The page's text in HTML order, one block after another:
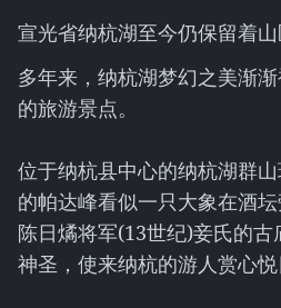
宣光省纳杭湖至今仍保留着山
多年来，纳杭湖梦幻之美渐
的旅游景点。
位于纳杭县中心的纳杭湖群
的帕达峰看似一只大象在酒
陈日燏将军(13世纪)妾氏的
神圣，使来纳杭的游人赏心悦